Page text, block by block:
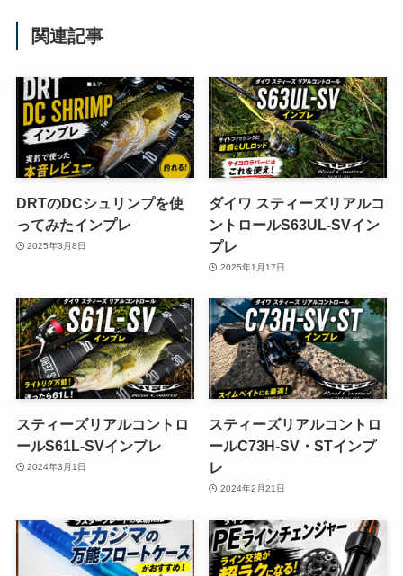
関連記事
DRTのDCシュリンプを使
ってみたインプレ
2025年3月8日
ダイワ スティーズリアルコ
ントロールS63UL-SVイン
プレ
2025年1月17日
スティーズリアルコントロ
ールS61L-SVインプレ
2024年3月1日
スティーズリアルコントロ
ールC73H-SV・STインプ
レ
2024年2月21日